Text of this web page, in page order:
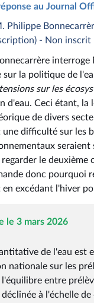
au Journal
Philippe
- Non inscrit
sur la politique de
sur les
d'eau. Ceci étant, la
de divers
une difficulté sur les
regarder le
donc pourquoi
en excédant l'hiver
le 3 mars 2026
de l'eau est
nationale sur les
l'équilibre entre
à l'échelle